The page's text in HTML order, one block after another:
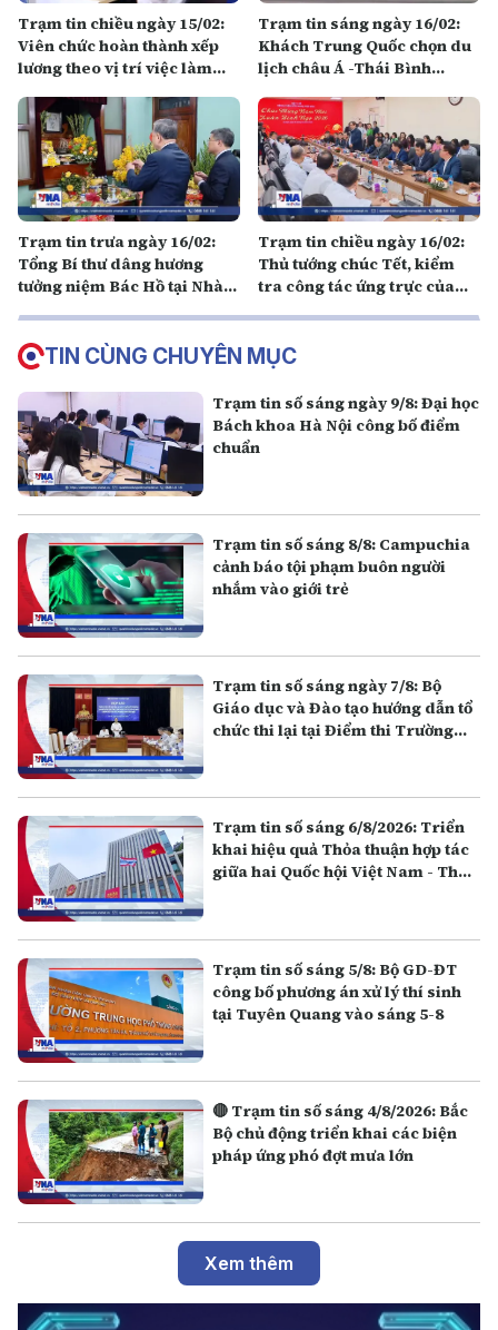
Trạm tin chiều ngày 15/02:
Viên chức hoàn thành xếp
lương theo vị trí việc làm
Trạm tin sáng ngày 16/02:
Khách Trung Quốc chọn du
lịch châu Á -Thái Bình
Trạm tin trưa ngày 16/02:
Tổng Bí thư dâng hương
tưởng niệm Bác Hồ tại Nhà
Trạm tin chiều ngày 16/02:
Thủ tướng chúc Tết, kiểm
tra công tác ứng trực của
TIN CÙNG CHUYÊN MỤC
Trạm tin số sáng ngày 9/8: Đại học
Bách khoa Hà Nội công bố điểm
chuẩn
Trạm tin số sáng 8/8: Campuchia
cảnh báo tội phạm buôn người
nhắm vào giới trẻ
Trạm tin số sáng ngày 7/8: Bộ
Giáo dục và Đào tạo hướng dẫn tổ
chức thi lại tại Điểm thi Trường
Trạm tin số sáng 6/8/2026: Triển
khai hiệu quả Thỏa thuận hợp tác
giữa hai Quốc hội Việt Nam - Thái
Trạm tin số sáng 5/8: Bộ GD-ĐT
công bố phương án xử lý thí sinh
tại Tuyên Quang vào sáng 5-8
🔴 Trạm tin số sáng 4/8/2026: Bắc
Bộ chủ động triển khai các biện
pháp ứng phó đợt mưa lớn
Xem thêm